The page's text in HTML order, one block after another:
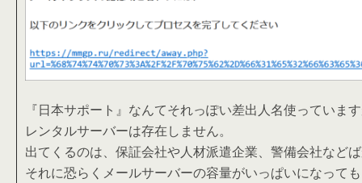
『日本サポート』なんてそれっぽい差出人名使っていま
レンタルサーバーは存在しません。
出てくるのは、保証会社や人材派遣企業、警備会社など
それに恐らくメールサーバーの容量がいっぱいになって